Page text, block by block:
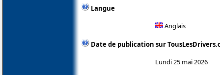
Langue
Anglais
Date de publication sur
Lundi 25 mai 2026